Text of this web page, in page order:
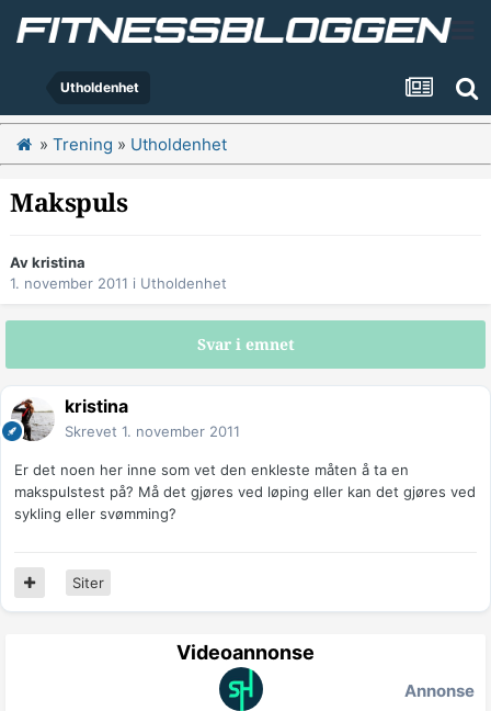
Utholdenhet
» Trening » Utholdenhet
Makspuls
Avkristina
1. november 2011 i Utholdenhet
Svar i emnet
kristina
Skrevet 1. november 2011
Er det noen her inne som vet den enkleste måten å ta en
makspulstest på? Må det gjøres ved løping eller kan det gjøres ved
sykling eller svømming?
Siter
Videoannonse
Annonse